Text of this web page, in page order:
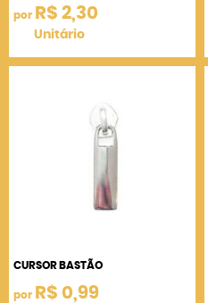
por R$ 2,30
Unitário
CURSOR BASTÃO
por R$ 0,99